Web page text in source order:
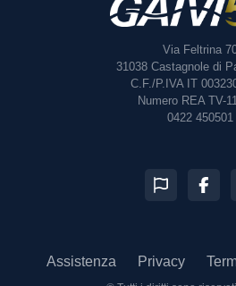
Via Feltrina
31038 Castagnole di
C.F./P.IVA IT
Numero REA TV-
0422 450501
Assistenza Privacy